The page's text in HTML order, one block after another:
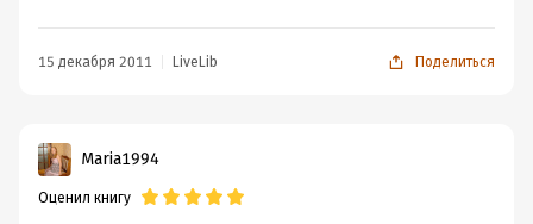
актуальна и в наши дни. Что и говорить, этим как раз
человечество и будут волновать во все времена.
Лариса Дмитриевна Огудалова
впечатлительная и нежная натура. Безумно и искренне
15 декабря 2011 LiveLib Поделиться
Maria1994
Оценил книгу